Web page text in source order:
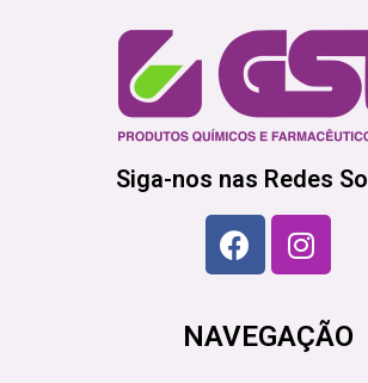
Siga-nos nas Redes
NAVEGAÇÃO